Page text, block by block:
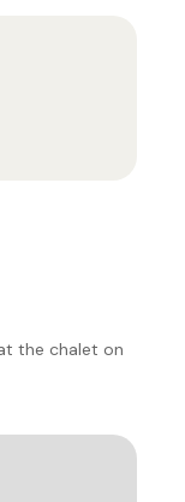
the chalet on